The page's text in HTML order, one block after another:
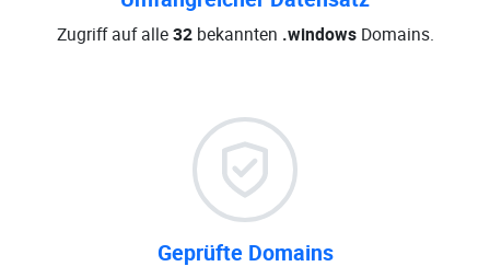
Zugriff auf alle32bekannten .windowsDomains.
Geprüfte Domains